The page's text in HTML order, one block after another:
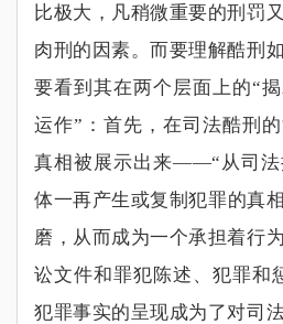
比极大，凡稍微重要的刑罚
肉刑的因素。而要理解酷刑
要看到其在两个层面上的“
运作” ：首先，在司法酷刑
真相被展示出来——“ 从司
体一再产生或复制犯罪的真相
磨，从而成为一个承担着行
讼文件和罪犯陈述、犯罪和
犯罪事实的呈现成为了对司